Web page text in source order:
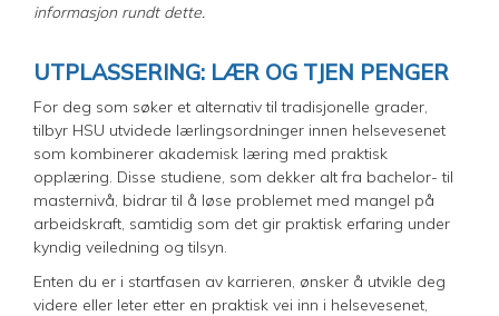
informasjon rundt dette.
UTPLASSERING: LÆR OG TJEN PENGER
For deg som søker et alternativ til tradisjonelle grader,
tilbyr HSU utvidede lærlingsordninger innen helsevesenet
som kombinerer akademisk læring med praktisk
opplæring. Disse studiene, som dekker alt fra bachelor- til
masternivå, bidrar til å løse problemet med mangel på
arbeidskraft, samtidig som det gir praktisk erfaring under
kyndig veiledning og tilsyn.
Enten du er i startfasen av karrieren, ønsker å utvikle deg
videre eller leter etter en praktisk vei inn i helsevesenet,